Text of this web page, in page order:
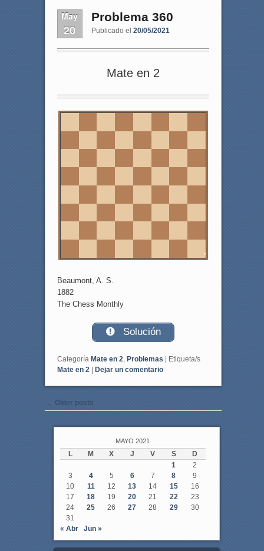
May
20
Problema 360
Publicado el 20/05/2021
Mate en 2
Beaumont, A. S.
1882
The Chess Monthly
Solución
Categoría Mate en 2 Problemas | Etiqueta/s
Mate en 2 | Dejar un comentario
Post navigation
← Older posts
MAYO 2021
L M X J V S
D
1
2
3
4 5 6 7 8
9
10
11 12 13 14 15
16
17
18 19 20 21 22
23
24
25 26 27 28 29
30
31
« Abr
Jun »